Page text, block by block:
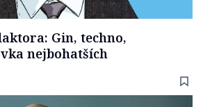
Gin, techno,
nejbohatších